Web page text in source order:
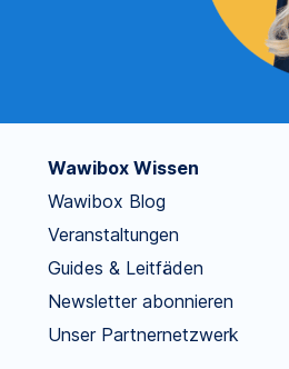
Wawibox Wissen
Wawibox Blog
Veranstaltungen
Guides & Leitfäden
Newsletter abonnieren
Unser Partnernetzwerk